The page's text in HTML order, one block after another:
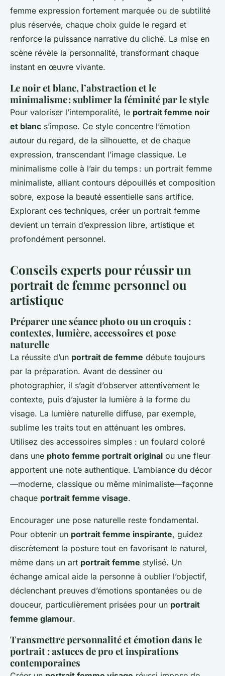
femme expression fortement marquée ou de subtilité
plus réservée, chaque choix guide le regard et
renforce la puissance narrative du cliché. La mise en
scène révèle la personnalité, transformant chaque
instant en œuvre vivante.
Le noir et blanc, l’abstraction et le
minimalisme : sublimer la féminité par le style
Pour valoriser l’intemporalité, le portrait femme noir
et blanc s’impose. Ce style concentre l’émotion
autour du regard, de la silhouette, et de chaque
expression, transcendant l’image classique. Le
minimalisme colle à l’air du temps : un portrait femme
minimaliste, alliant contours dépouillés et composition
sobre, expose la beauté essentielle sans artifice.
Explorant ces techniques, créer un portrait femme
devient un terrain d’expression libre, artistique et
profondément personnel.
Conseils experts pour réussir un
portrait de femme personnel ou
artistique
Préparer une séance photo ou un croquis :
contextes, lumière, accessoires et pose
naturelle
La réussite d’un portrait de femme débute toujours
par la préparation. Avant de dessiner ou
photographier, il s’agit d’observer attentivement le
contexte, puis d’ajuster la lumière à la forme du
visage. La lumière naturelle diffuse, par exemple,
sublime les traits tout en atténuant les ombres.
Utilisez des accessoires simples : un foulard coloré
dans une photo femme portrait original ou une fleur
apportent une note authentique. L’ambiance du décor
—moderne, classique ou même minimaliste—façonne
chaque portrait femme visage.
Encourager une pose naturelle reste fondamental.
Pour obtenir un portrait femme inspirante, guidez
discrètement la posture tout en favorisant le naturel,
même dans un art portrait femme stylisé. Un
échange amical aide la personne à oublier l’objectif,
déclenchant preuves d’émotions spontanées ou de
douceur, particulièrement prisées pour un portrait
femme glamour.
Transmettre personnalité et émotion dans le
portrait : astuces de pro et inspirations
contemporaines